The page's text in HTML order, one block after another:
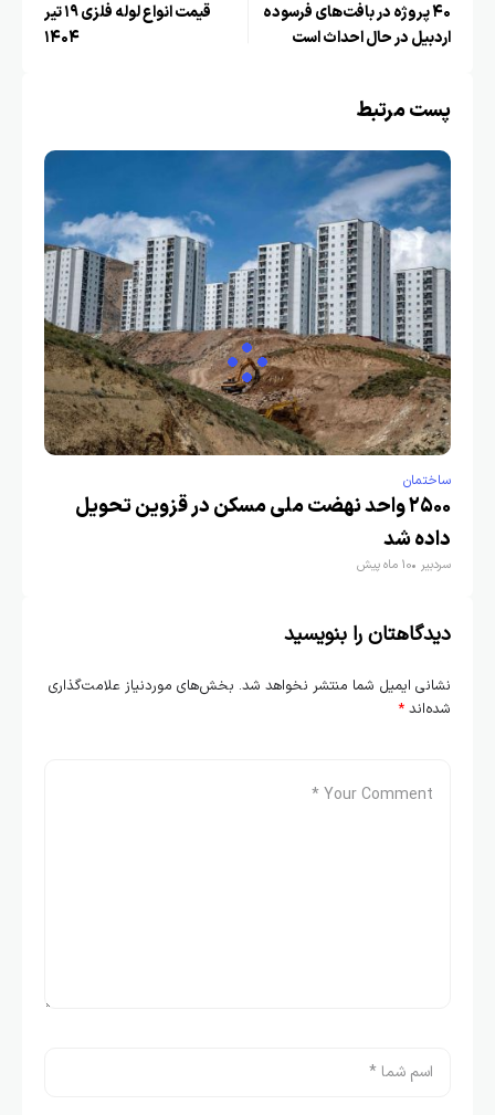
۴۰ پروژه در بافت‌های فرسوده
اردبیل در حال احداث است
قیمت انواع لوله فلزی ۱۹ تیر
۱۴۰۴
پست مرتبط
ساختمان
۲۵۰۰ واحد نهضت ملی مسکن در قزوین تحویل
داده شد
سردبیر 10 ماه پیش
دیدگاهتان را بنویسید
نشانی ایمیل شما منتشر نخواهد شد. بخش‌های موردنیاز علامت‌گذاری
شده‌اند *